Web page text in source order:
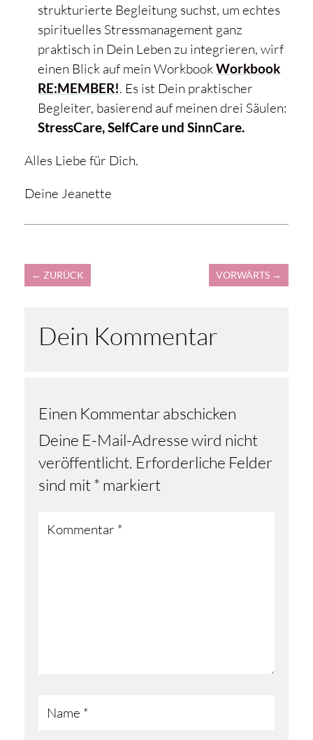
strukturierte Begleitung suchst, um echtes
spirituelles Stressmanagement ganz
praktisch in Dein Leben zu integrieren, wirf
einen Blick auf mein WorkbookWorkbook
RE:MEMBER!. Es ist Dein praktischer
Begleiter, basierend auf meinen drei Säulen:
StressCare, SelfCare und SinnCare.
Alles Liebe für Dich.
Deine Jeanette
← ZURÜCK VORWÄRTS →
Dein Kommentar
Einen Kommentar abschicken
Deine E-Mail-Adresse wird nicht
veröffentlicht. Erforderliche Felder
sind mit* markiert